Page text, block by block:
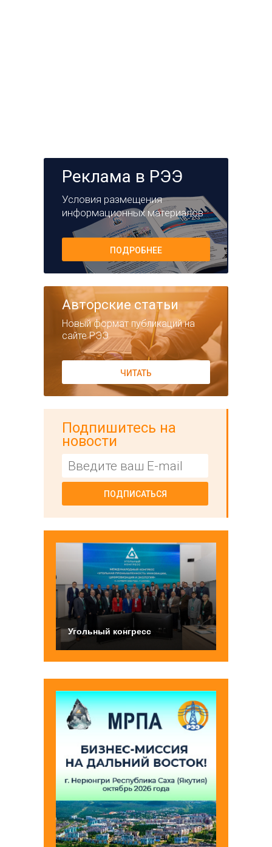
Реклама в РЭЭ
Условия размещения
информационных материалов
ПОДРОБНЕЕ
Авторские статьи
Новый формат публикаций на
сайте РЭЭ
ЧИТАТЬ
Подпишитесь на
новости
ПОДПИСАТЬСЯ
Угольный конгресс